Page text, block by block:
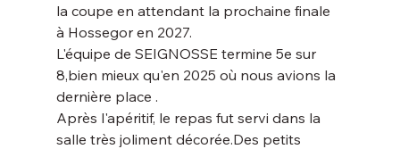
la coupe en attendant la prochaine finale
à Hossegor en 2027.
L'équipe de SEIGNOSSE termine 5e sur
8,bien mieux qu'en 2025 où nous avions la
dernière place .
Après l'apéritif, le repas fut servi dans la
salle très joliment décorée.Des petits